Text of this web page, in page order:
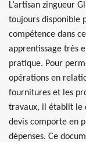
L’artisan zingueur
toujours disponible
compétence dans
apprentissage très
pratique. Pour
opérations en
fournitures et les
travaux, il établit le
devis comporte en
dépenses. Ce